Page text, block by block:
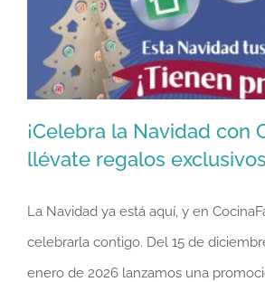
¡Celebra la Navidad con
llévate regalos
¡Celebra la Navidad con
llévate regalos
La Navidad ya está aquí, y en
celebrarla contigo. Del 15 de
enero de 2026 lanzamos una